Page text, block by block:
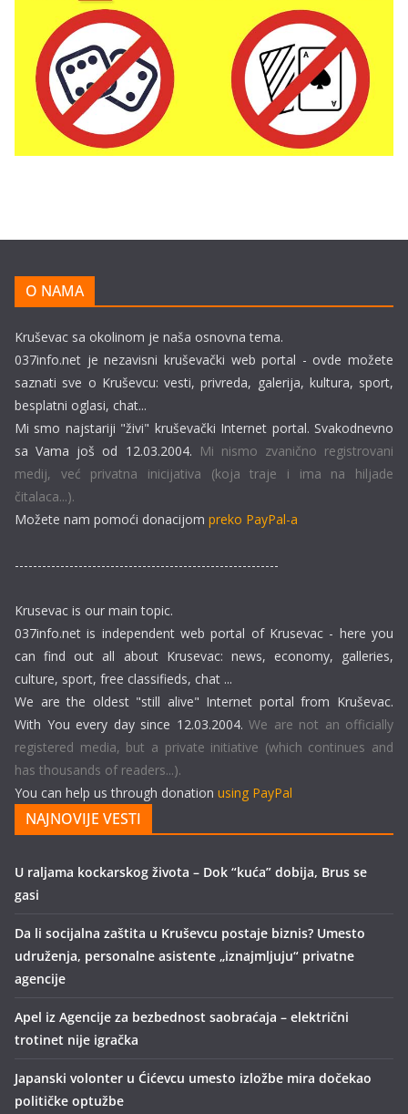
O NAMA
Kruševac sa okolinom je naša osnovna tema.
037info.net je nezavisni kruševački web portal - ovde možete
saznati sve o Kruševcu: vesti, privreda, galerija, kultura, sport,
besplatni oglasi, chat...
Mi smo najstariji "živi" kruševački Internet portal. Svakodnevno
sa Vama još od 12.03.2004. Mi nismo zvanično registrovani
medij, već privatna inicijativa (koja traje i ima na hiljade
čitalaca...).
Možete nam pomoći donacijom preko PayPal-a
----------------------------------------------------------
Krusevac is our main topic.
037info.net is independent web portal of Krusevac - here you
can find out all about Krusevac: news, economy, galleries,
culture, sport, free classifieds, chat ...
We are the oldest "still alive" Internet portal from Kruševac.
With You every day since 12.03.2004. We are not an officially
registered media, but a private initiative (which continues and
has thousands of readers...).
You can help us through donation using PayPal
NAJNOVIJE VESTI
U raljama kockarskog života – Dok “kuća” dobija, Brus se
gasi
Da li socijalna zaštita u Kruševcu postaje biznis? Umesto
udruženja, personalne asistente „iznajmljuju“ privatne
agencije
Apel iz Agencije za bezbednost saobraćaja – električni
trotinet nije igračka
Japanski volonter u Ćićevcu umesto izložbe mira dočekao
političke optužbe